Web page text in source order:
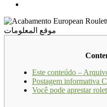
Este conteúdo –
Postagem informativa
Você pode aprestar